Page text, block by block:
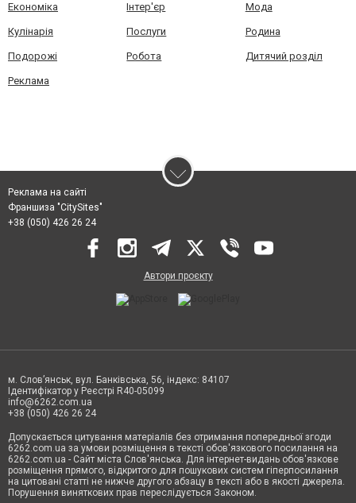
Економіка Інтер'єр Мода
Кулінарія Послуги Родина
Подорожі Робота Дитячий розділ
Реклама
Реклама на сайті
Франшиза "CitySites"
+38 (050) 426 26 24
Автори проєкту
м. Слов’янськ, вул. Банківська, 56, індекс: 84107
Ідентифікатор у Реєстрі R40-05099
info@6262.com.ua
+38 (050) 426 26 24
Допускається цитування матеріалів без отримання попередньої згоди
6262.com.ua за умови розміщення в тексті обов'язкового посилання на
6262.com.ua - Сайт міста Слов'янська. Для інтернет-видань обов'язкове
розміщення прямого, відкритого для пошукових систем гіперпосилання
на цитовані статті не нижче другого абзацу в тексті або в якості джерела.
Порушення виняткових прав переслідується Законом.